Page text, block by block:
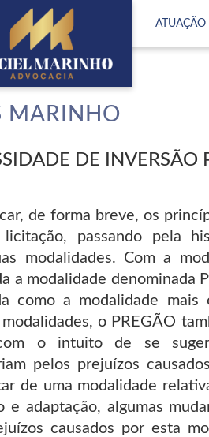
(logo) ATUAÇÃO
MARINHO
DE INVERSÃO
de forma breve, os
passando pela
modalidades. Com a
a modalidade denominada
como a modalidade
o PREGÃO
o intuito de se
pelos prejuízos
de uma modalidade
e adaptação, algumas
causados por esta